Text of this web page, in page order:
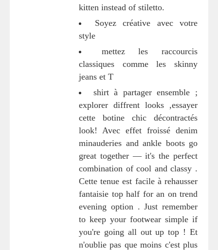
kitten instead of stiletto.
Soyez créative avec votre
style
mettez les raccourcis
classiques comme les skinny
jeans et T
shirt à partager ensemble ;
explorer diffrent looks ,essayer
cette botine chic décontractés
look! Avec effet froissé denim
minauderies and ankle boots go
great together — it's the perfect
combination of cool and classy .
Cette tenue est facile à rehausser
fantaisie top half for an on trend
evening option . Just remember
to keep your footwear simple if
you're going all out up top ! Et
n'oublie pas que moins c'est plus